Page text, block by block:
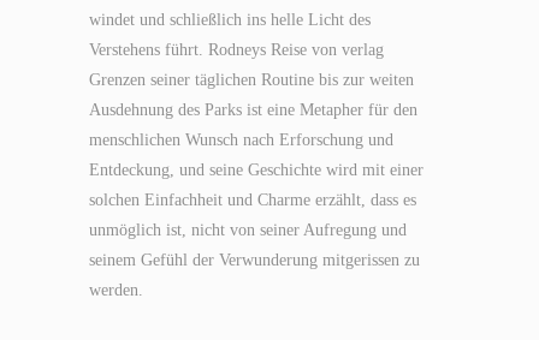
windet und schließlich ins helle Licht des
Verstehens führt. Rodneys Reise von verlag
Grenzen seiner täglichen Routine bis zur weiten
Ausdehnung des Parks ist eine Metapher für den
menschlichen Wunsch nach Erforschung und
Entdeckung, und seine Geschichte wird mit einer
solchen Einfachheit und Charme erzählt, dass es
unmöglich ist, nicht von seiner Aufregung und
seinem Gefühl der Verwunderung mitgerissen zu
werden.